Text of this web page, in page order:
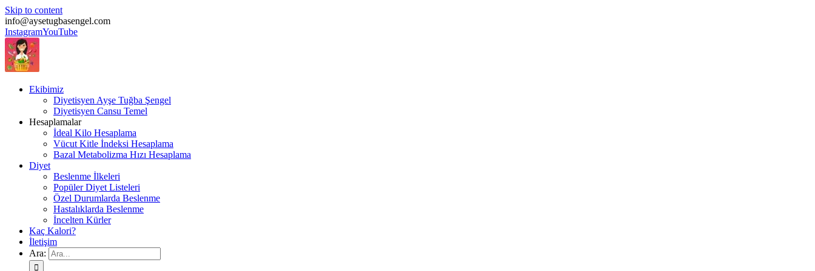
Skip to content
info@aysetugbasengel.com
InstagramYouTube
Ekibimiz
Diyetisyen Ayşe Tuğba Şengel
Diyetisyen Cansu Temel
Hesaplamalar
İdeal Kilo Hesaplama
Vücut Kitle İndeksi Hesaplama
Bazal Metabolizma Hızı Hesaplama
Diyet
Beslenme İlkeleri
Popüler Diyet Listeleri
Özel Durumlarda Beslenme
Hastalıklarda Beslenme
İncelten Kürler
Kaç Kalori?
İletişim
Ara: